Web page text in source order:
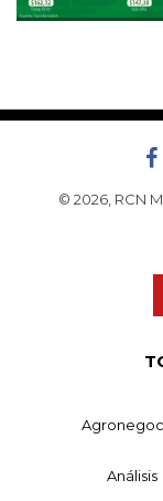
© 2026, RCN
Análisis